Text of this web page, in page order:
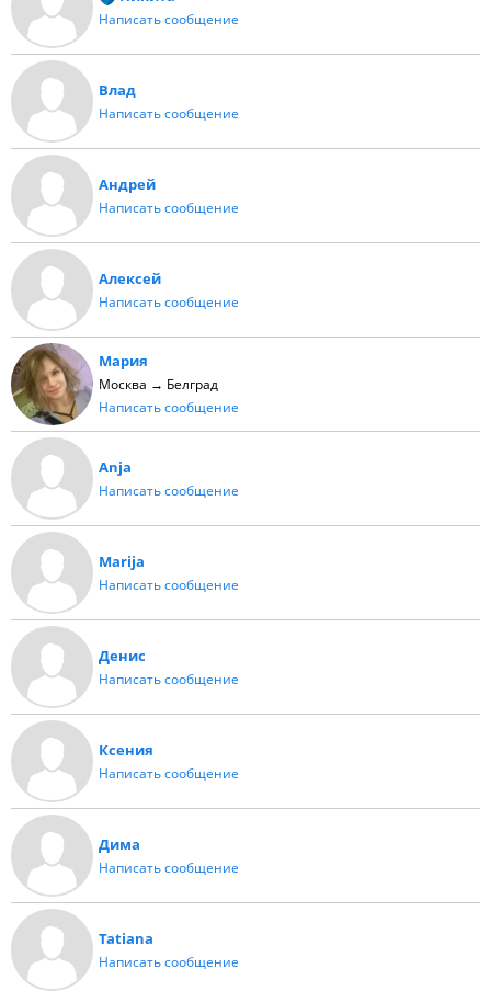
Написать сообщение
Влад
Написать сообщение
Андрей
Написать сообщение
Алексей
Написать сообщение
Мария
Москва → Белград
Написать сообщение
Anja
Написать сообщение
Marija
Написать сообщение
Денис
Написать сообщение
Ксения
Написать сообщение
Дима
Написать сообщение
Tatiana
Написать сообщение